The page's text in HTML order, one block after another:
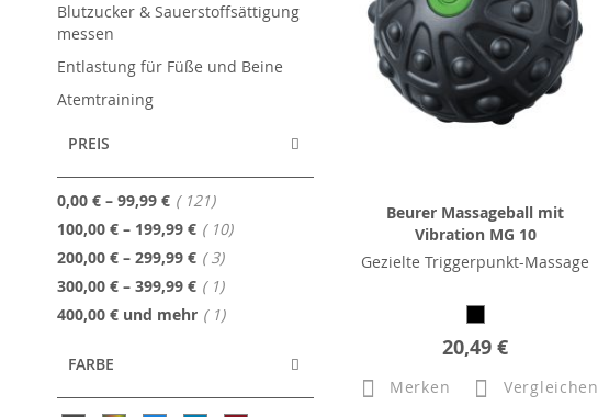
Beurer Massageball mit
Vibration MG 10
Gezielte Triggerpunkt-Massage
20,49 €
Merken Vergleichen
Blutzucker & Sauerstoffsättigung
messen
Entlastung für Füße und Beine
Atemtraining
PREIS
0,00 € – 99,99 € 121Artikel
100,00 € – 199,99 € 10Artikel
200,00 € – 299,99 € 3Artikel
300,00 € – 399,99 € 1Artikel
400,00 € und mehr 1Artikel
FARBE